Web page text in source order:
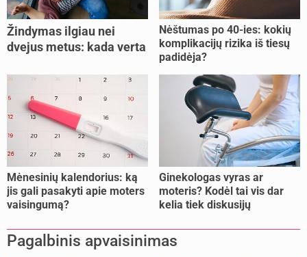
Žindymas ilgiau nei
dvejus metus: kada verta
nujunkyti?
Nėštumas po 40-ies: kokių
komplikacijų rizika iš tiesų
padidėja?
Mėnesinių kalendorius: ką
jis gali pasakyti apie moters
vaisingumą?
Ginekologas vyras ar
moteris? Kodėl tai vis dar
kelia tiek diskusijų
Pagalbinis apvaisinimas